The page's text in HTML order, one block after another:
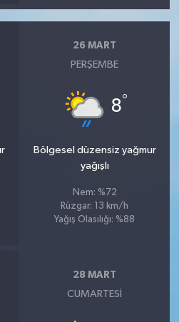
26 MART
PERŞEMBE
8°
Bölgesel düzensiz yağmur
yağışlı
Nem: %72
Rüzgar: 13 km/h
Yağış Olasılığı: %88
28 MART
CUMARTESI